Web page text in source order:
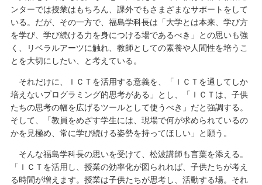
ンターでは授業はもちろん、課外でもさまざまなサポートをして
いる。だが、その一方で、福島学科長は「大学とは本来、学び方
を学び、学び続ける力を身につける場であるべき」との思いも強
く、リベラルアーツに触れ、教師としての素養や人間性を培うこ
とを大切にしたい、と考えている。
それだけに、ＩＣＴを活用する意義を、「ＩＣＴを通してしか
培えないプログラミング的思考がある」とし、「ＩＣＴは、子供
たちの思考の幅を広げるツールとして使うべき」だと強調する。
そして、「教員をめざす学生には、現場で何が求められているの
かを見極め、常に学び続ける姿勢を持ってほしい」と願う。
そんな福島学科長の思いを受けて、松波講師も言葉を添える。
「ＩＣＴを活用し、授業の効率化が図られれば、子供たちが考え
る時間が増えます。授業は子供たちが思考し、活動する場。それ